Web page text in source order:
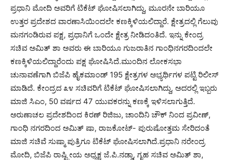
ಪ್ರಧಾನಿ ಮೋದಿ ಅವರಿಗೆ ಟಿಕೆಟ್ ಘೋಷಿಸಲಾಗಿದ್ದು, ಮೂರನೇ ಬಾರಿಯೂ
ಉತ್ತರ ಪ್ರದೇಶದ ವಾರಣಾಸಿಯಿಂದಲೇ ಕಣಕ್ಕಿಳಿಯಲಿದ್ದಾರೆ. ಕ್ಷೇತ್ರದಲ್ಲಿ ಗೆಲುವು
ಮನಗಂಡಿರುವ ಪಕ್ಷ, ಪ್ರಧಾನಿಗೆ ಒಂದೇ ಕ್ಷೇತ್ರ ನೀಡಿದಂತಿದೆ. ಇನ್ನು ಕೇಂದ್ರ
ಸಚಿವ ಅಮಿತ್ ಶಾ ಅವರು ಈ ಬಾರಿಯೂ ಗುಜರಾತಿನ ಗಾಂಧಿನಗರದಿಂದಲೇ
ಕಣಕ್ಕಿಳಿಯಲಿದ್ದಾರೆಂದು ಪಕ್ಷ ಘೋಷಿಸಿದೆ.ಮುಂದಿನ ಲೋಕಸಭಾ
ಚುನಾವಣೆಗಾಗಿ ಬಿಜೆಪಿ ಹೈಕಮಾಂಡ್ 195 ಕ್ಷೇತ್ರಗಳ ಅಭ್ಯರ್ಥಿಗಳ ಪಟ್ಟಿ ರಿಲೀಸ್
ಮಾಡಿದೆ. ಕೇಂದ್ರದ ೩೪ ಸಚಿವರಿಗೆ ಟಿಕೆಟ್ ಘೋಷಿಸಲಾಗಿದ್ದು, ಅದರಲ್ಲಿ ಇಬ್ಬರು
ಮಾಜಿ ಸಿಎಂ, 50 ವರ್ಷದ 47 ಯುವಕರನ್ನು ಕಣಕ್ಕೆ ಇಳಿಸಲಾಗುತ್ತಿದೆ.
ಅರುಣಾಚಲ ಪ್ರದೇಶದಿಂದ ಕಿರಣ್ ರಿಜಿಜು, ಚಾಂದಿನಿ ಚೌಕ್ ನಿಂದ ಪ್ರವೀಣ್,
ಗಾಂಧಿ ನಗರದಿಂದ ಅಮಿತ್ ಷಾ, ರಾಜಕೋಟ್- ಪುರುಷೋತ್ತಮ ಸೇರಿದಂತೆ
ಮಾಜಿ ಸಚಿವೆ ಸುಷ್ಮಾ ಪುತ್ರಿಗೂ ಟಿಕೆಟ್ ಘೋಷಿಸಲಾಗಿದೆ.ಪ್ರಧಾನಿ ನರೇಂದ್ರ
ಮೋದಿ, ಬಿಜೆಪಿ ರಾಷ್ಟ್ರೀಯ ಅಧ್ಯಕ್ಷ ಜೆ.ಪಿ.ನಡ್ಡಾ, ಗೃಹ ಸಚಿವ ಅಮಿತ್ ಶಾ,